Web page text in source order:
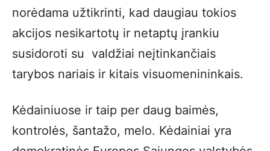
norėdama užtikrinti, kad daugiau tokios
akcijos nesikartotų ir netaptų įrankiu
susidoroti su valdžiai neįtinkančiais
tarybos nariais ir kitais visuomenininkais.
Kėdainiuose ir taip per daug baimės,
kontrolės, šantažo, melo. Kėdainiai yra